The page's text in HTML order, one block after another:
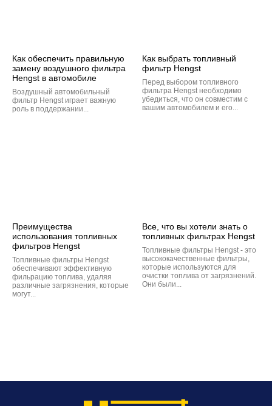
Как обеспечить правильную
замену воздушного фильтра
Hengst в автомобиле
Воздушный автомобильный
фильтр Hengst играет важную
роль в поддержании...
Как выбрать топливный
фильтр Hengst
Перед выбором топливного
фильтра Hengst необходимо
убедиться, что он совместим с
вашим автомобилем и его...
Преимущества
использования топливных
фильтров Hengst
Топливные фильтры Hengst
обеспечивают эффективную
фильрацию топлива, удаляя
различные загрязнения, которые
могут...
Все, что вы хотели знать о
топливных фильтрах Hengst
Топливные фильтры Hengst - это
высококачественные фильтры,
которые используются для
очистки топлива от загрязнений.
Они были...